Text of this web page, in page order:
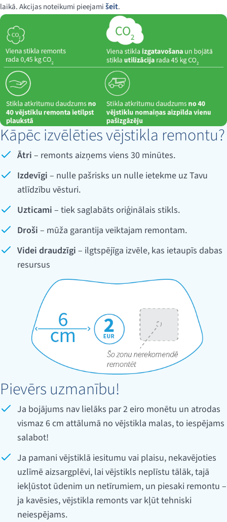
laikā. Akcijas noteikumi pieejamišeit.
Kāpēc izvēlēties vējstikla remontu?
Ātri – remonts aizņems viens 30 minūtes.
Izdevīgi – nulle pašrisks un nulle ietekme uz Tavu
atlīdzību vēsturi.
Uzticami – tiek saglabāts oriģinālais stikls.
Droši – mūža garantija veiktajam remontam.
Videi draudzīgi – ilgtspējīga izvēle, kas ietaupīs dabas
resursus
Pievērs uzmanību!
Ja bojājums nav lielāks par 2 eiro monētu un atrodas
vismaz 6 cm attālumā no vējstikla malas, to iespējams
salabot!
Ja pamani vējstiklā iesitumu vai plaisu, nekavējoties
uzlīmē aizsargplēvi, lai vējstikls neplīstu tālāk, tajā
iekļūstot ūdenim un netīrumiem, un piesaki remontu –
ja kavēsies, vējstikla remonts var kļūt tehniski
neiespējams.